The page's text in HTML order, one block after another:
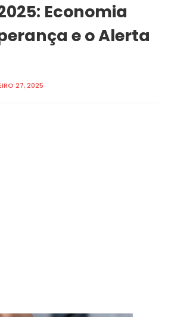
Economia
e o Alerta
27, 2025